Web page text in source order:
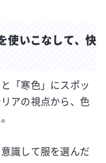
使いこなして、快
「寒色」にスポッ
アの視点から、色
識して服を選んだ